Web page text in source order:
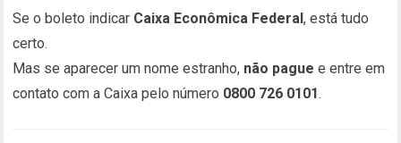
Se o boleto indicar Caixa Econômica Federal, está tudo
certo.
Mas se aparecer um nome estranho, não pague e entre em
contato com a Caixa pelo número 0800 726 0101.